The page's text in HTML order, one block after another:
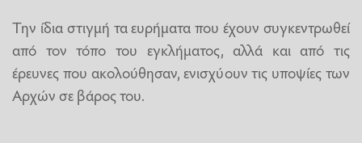
Την ίδια στιγμή τα ευρήματα που έχουν συγκεντρωθεί
από τον τόπο του εγκλήματος, αλλά και από τις
έρευνες που ακολούθησαν, ενισχύουν τις υποψίες των
Αρχών σε βάρος του.